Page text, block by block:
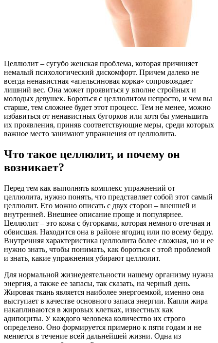
Целлюлит – сугубо женская проблема, которая причиняет
немалый психологический дискомфорт. Причем далеко не
всегда ненавистная «апельсиновая корка» сопровождает
лишний вес. Она может проявиться у вполне стройных и
молодых девушек. Бороться с целлюлитом непросто, и чем вы
старше, тем сложнее будет этот процесс. Тем не менее, можно
избавиться от ненавистных бугорков или хотя бы уменьшить
их проявления, приняв соответствующие меры, среди которых
важное место занимают упражнения от целлюлита.
Что такое целлюлит, и почему он
возникает?
Перед тем как выполнять комплекс упражнений от
целлюлита, нужно понять, что представляет собой этот самый
целлюлит. Его можно описать с двух сторон – внешней и
внутренней. Внешнее описание проще и популярнее.
Целлюлит – это кожа с бугорками, которая немного отечная и
обвисшая. Находится она в районе ягодиц или по всему бедру.
Внутренняя характеристика целлюлита более сложная, но и ее
нужно знать, чтобы понимать, как бороться с этой проблемой
и знать, какие упражнения убирают целлюлит.
Для нормальной жизнедеятельности нашему организму нужна
энергия, а также ее запасы, так сказать, на черный день.
Жировая ткань является наиболее энергоемкой, именно она
выступает в качестве основного запаса энергии. Капли жира
накапливаются в жировых клетках, известных как
адипоциты. У каждого человека количество их строго
определено. Оно формируется примерно к пяти годам и не
меняется в течение всей дальнейшей жизни. Одна из